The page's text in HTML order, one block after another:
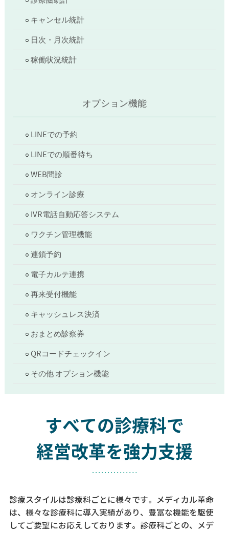
キャンセル統計
日次・月次統計
稼働状況統計
オプション機能
LINEでの予約
LINEでの順番待ち
WEB問診
オンライン診療
IVR電話自動応答システム
ワクチン管理機能
連鎖予約
電子カルテ連携
再来受付機能
キャッシュレス決済
おまとめ診察券
QRコードチェックイン
その他 オプション機能
すべての診療科で
経営改革を強力支援
診療スタイルは診療科ごとに様々です。メディカル革命
は、様々な診療科に導入実績があり、 豊富な機能を駆使
してご要望にお応えしております。 診療科ごとの、メデ